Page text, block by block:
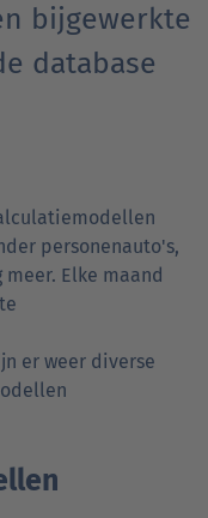
bijgewerkte
database
personenauto's,
Elke maand
er weer diverse